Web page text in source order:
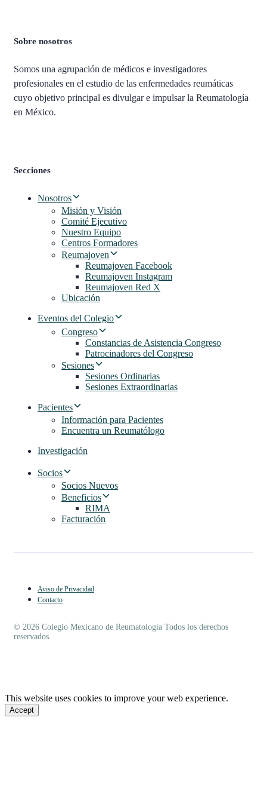
Sobre nosotros
Somos una agrupación de médicos e investigadores
profesionales en el estudio de las enfermedades reumáticas
cuyo objetivo principal es divulgar e impulsar la Reumatología
en México.
Secciones
Nosotros
Misión y Visión
Comité Ejecutivo
Nuestro Equipo
Centros Formadores
Reumajoven
Reumajoven Facebook
Reumajoven Instagram
Reumajoven Red X
Ubicación
Eventos del Colegio
Congreso
Constancias de Asistencia Congreso
Patrocinadores del Congreso
Sesiones
Sesiones Ordinarias
Sesiones Extraordinarias
Pacientes
Información para Pacientes
Encuentra un Reumatólogo
Investigación
Socios
Socios Nuevos
Beneficios
RIMA
Facturación
Aviso de Privacidad
Contacto
© 2026 Colegio Mexicano de Reumatología Todos los derechos
reservados.
This website uses cookies to improve your web experience.
Accept